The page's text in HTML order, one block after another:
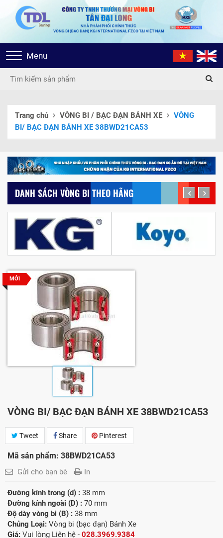
Toggle
navigation
Menu
Trang chủ VÒNG BI / BẠC ĐẠN BÁNH XE
VÒNG
BI/ BẠC ĐẠN BÁNH XE 38BWD21CA53
DANH SÁCH VÒNG BI THEO HÃNG prev next
MỚI
VÒNG BI/ BẠC ĐẠN BÁNH XE 38BWD21CA53
Tweet Share Pinterest
Mã sản phẩm: 38BWD21CA53
Gửi cho bạn bè In
Đường kính trong (d) : 38 mm
Đường kính ngoài (D) : 70 mm
Độ dày vòng bi (B) : 38 mm
Chủng Loại: Vòng bi (bạc đạn) Bánh Xe
Giá: Vui lòng Liên hệ - 028.3969.9384